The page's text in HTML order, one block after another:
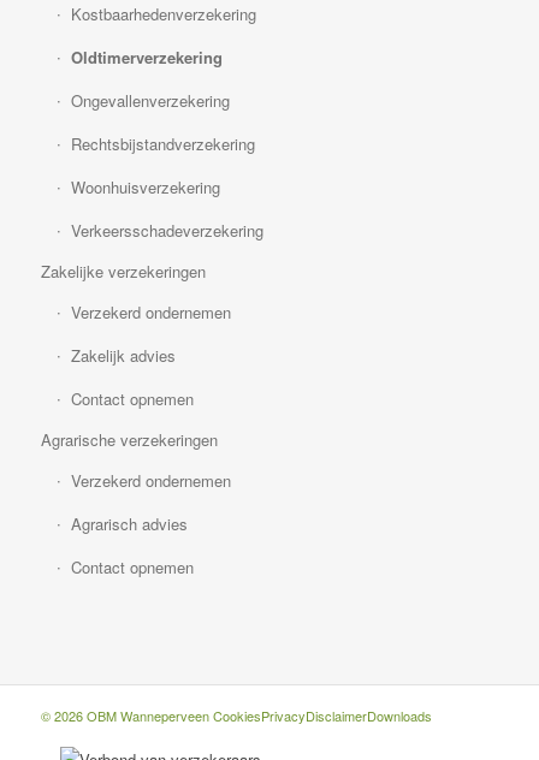
Kostbaarhedenverzekering
Oldtimerverzekering
Ongevallenverzekering
Rechtsbijstandverzekering
Woonhuisverzekering
Verkeersschadeverzekering
Zakelijke verzekeringen
Verzekerd ondernemen
Zakelijk advies
Contact opnemen
Agrarische verzekeringen
Verzekerd ondernemen
Agrarisch advies
Contact opnemen
© 2026 OBM WanneperveenCookiesPrivacyDisclaimerDownloads